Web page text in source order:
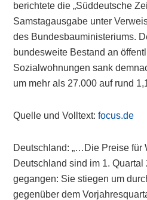
berichtete die „Süddeutsche
Samstagausgabe unter
des Bundesbauministeriums.
bundesweite Bestand an
Sozialwohnungen sank
um mehr als 27.000 auf rund
Quelle und Volltext:focus.de
Deutschland: „…Die Preise für
Deutschland sind im 1.
gegangen: Sie stiegen um
gegenüber dem